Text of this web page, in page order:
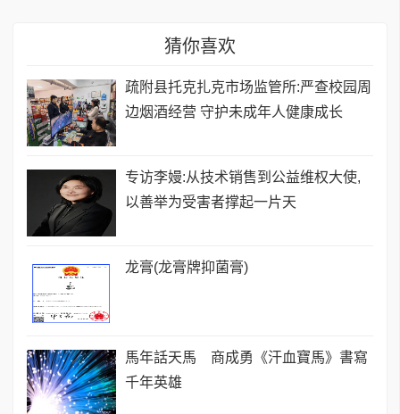
猜你喜欢
疏附县托克扎克市场监管所:严查校园周
边烟酒经营 守护未成年人健康成长
专访李嫚:从技术销售到公益维权大使,
以善举为受害者撑起一片天
龙膏(龙膏牌抑菌膏)
馬年話天馬 商成勇《汗血寶馬》書寫
千年英雄